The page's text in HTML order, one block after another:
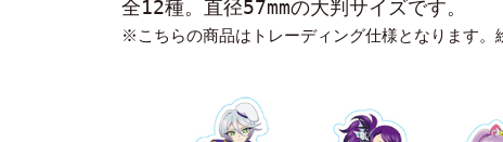
全12種。直径57mmの大判サイズです。
※こちらの商品はトレーディング仕様となります。